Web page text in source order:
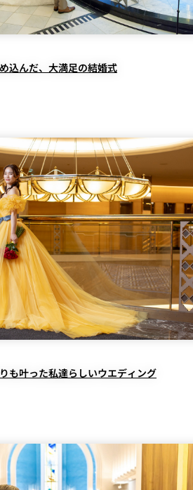
込んだ、大満足の結婚式
も叶った私達らしいウエディング